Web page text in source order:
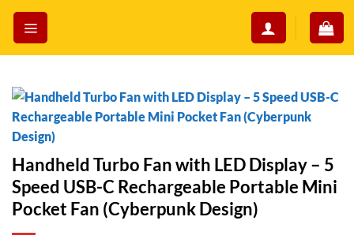
Skip
content
Handheld Turbo Fan with LED Display – 5
Speed USB-C Rechargeable Portable Mini
Pocket Fan (Cyberpunk Design)